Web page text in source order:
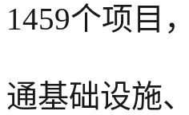
1459个项目
通基础设施